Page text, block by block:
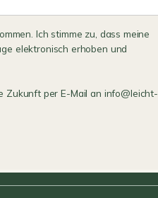
Ich stimme zu, dass meine
elektronisch erhoben und
Zukunft per E-Mail an info@leicht-